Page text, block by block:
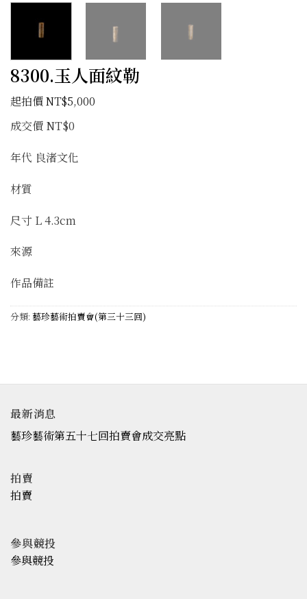
8300.玉人面紋勒
NT$5,000
成交價 NT$0
年代 良渚文化
材質
尺寸 L 4.3cm
來源
作品備註
分類: 藝珍藝術拍賣會(第三十三回)
最新消息
藝珍藝術第五十七回拍賣會成交亮點
拍賣
拍賣
參與競投
參與競投